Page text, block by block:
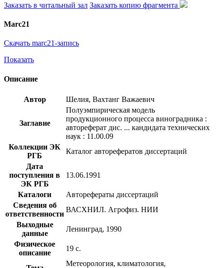
Заказать в читальный зал Заказать копию фрагмента
Marc21
Скачать marc21-запись
Показать
Описание
Автор Шелия, Вахтанг Важаевич
Заглавие
Полуэмпирическая модель
продукционного процесса виноградника :
автореферат дис. ... кандидата технических
наук : 11.00.09
Коллекции ЭК
РГБ
Каталог авторефератов диссертаций
Дата
поступления в
ЭК РГБ
13.06.1991
Каталоги
Авторефераты диссертаций
Сведения об
ответственности
ВАСХНИЛ. Агрофиз. НИИ
Выходные
данные
Ленинград, 1990
Физическое
описание
19 с.
Метеорология, климатология,